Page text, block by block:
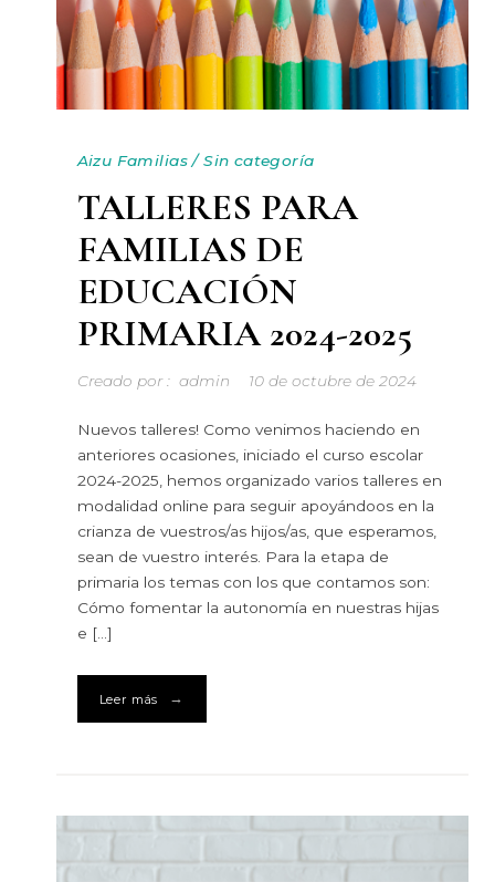
Aizu Familias/Sin categoría
TALLERES PARA
FAMILIAS DE
EDUCACIÓN
PRIMARIA 2024-2025
Creado por : admin 10 de octubre de 2024
Nuevos talleres! Como venimos haciendo en
anteriores ocasiones, iniciado el curso escolar
2024-2025, hemos organizado varios talleres en
modalidad online para seguir apoyándoos en la
crianza de vuestros/as hijos/as, que esperamos,
sean de vuestro interés. Para la etapa de
primaria los temas con los que contamos son:
Cómo fomentar la autonomía en nuestras hijas
e […]
Leer más →